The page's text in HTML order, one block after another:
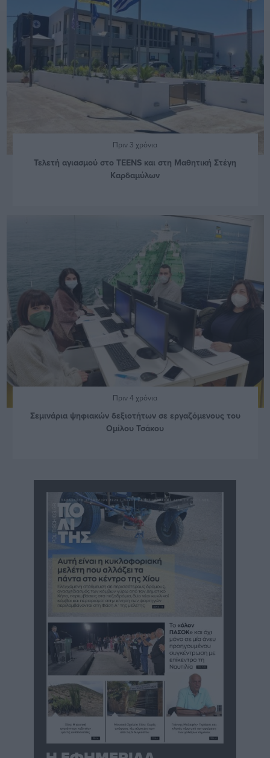
Πριν 3 χρόνια
Τελετή αγιασμού στο TEENS και στη Μαθητική Στέγη
Καρδαμύλων
Πριν 4 χρόνια
Σεμινάρια ψηφιακών δεξιοτήτων σε εργαζόμενους του
Ομίλου Τσάκου